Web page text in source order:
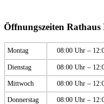
Öffnungszeiten
Montag 08:00 Uhr –
Dienstag 08:00 Uhr –
Mittwoch 08:00 Uhr –
Donnerstag 08:00 Uhr –